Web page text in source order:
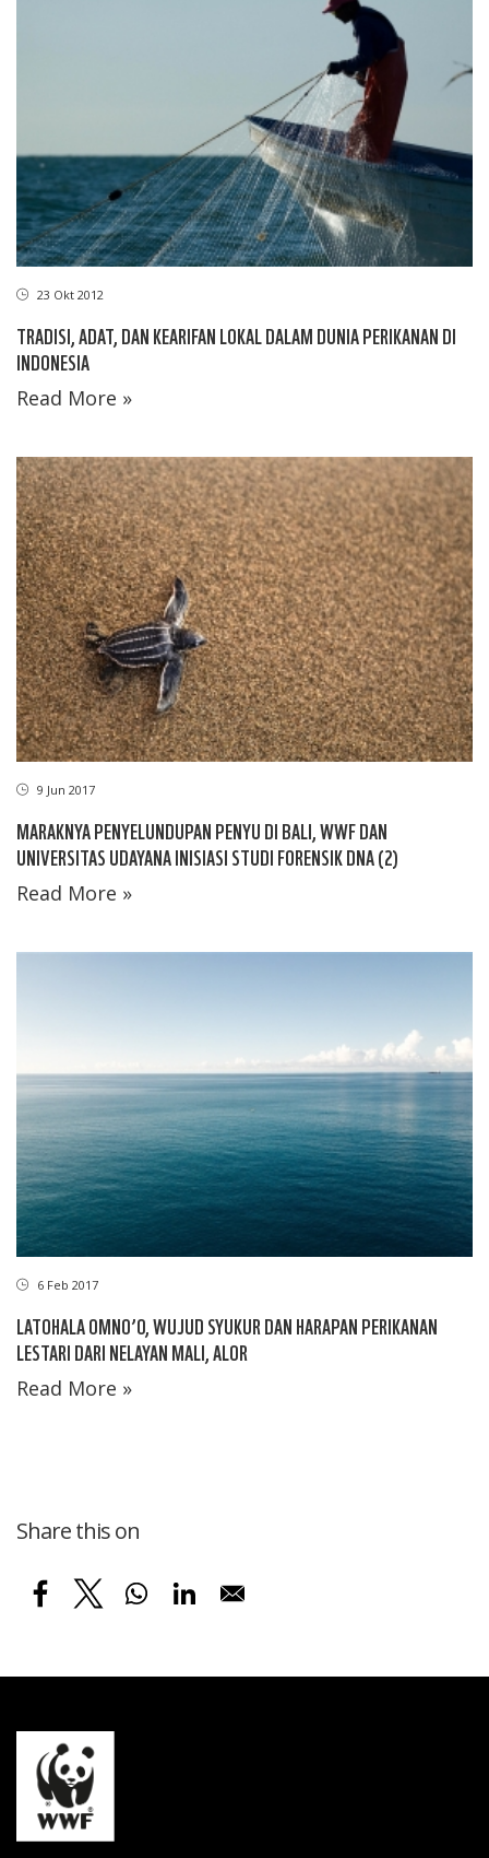
23 Okt 2012
TRADISI, ADAT, DAN KEARIFAN LOKAL DALAM DUNIA PERIKANAN DI
INDONESIA
Read More »
9 Jun 2017
MARAKNYA PENYELUNDUPAN PENYU DI BALI, WWF DAN
UNIVERSITAS UDAYANA INISIASI STUDI FORENSIK DNA (2)
Read More »
6 Feb 2017
LATOHALA OMNO’O, WUJUD SYUKUR DAN HARAPAN PERIKANAN
LESTARI DARI NELAYAN MALI, ALOR
Read More »
Share this on